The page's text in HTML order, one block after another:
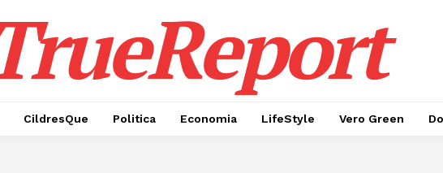
CildresQue Politica Economia LifeStyle Vero Green